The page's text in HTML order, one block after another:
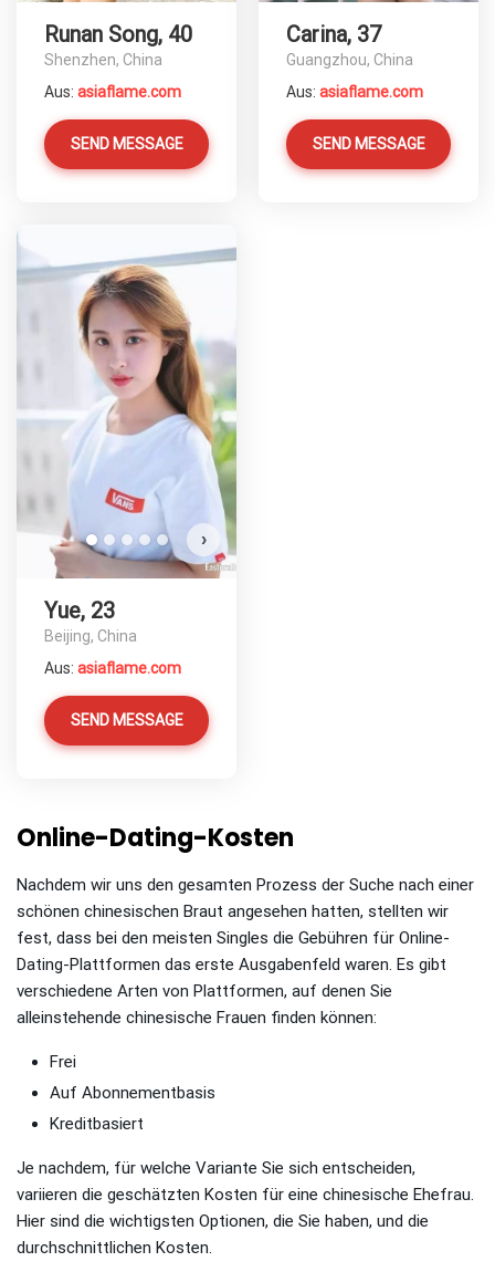
Runan Song, 40
Shenzhen, China
Aus: asiaflame.com
SEND MESSAGE
Carina, 37
Guangzhou, China
Aus: asiaflame.com
SEND MESSAGE
›
Yue, 23
Beijing, China
Aus: asiaflame.com
SEND MESSAGE
Online-Dating-Kosten
Nachdem wir uns den gesamten Prozess der Suche nach einer
schönen chinesischen Braut angesehen hatten, stellten wir
fest, dass bei den meisten Singles die Gebühren für Online-
Dating-Plattformen das erste Ausgabenfeld waren. Es gibt
verschiedene Arten von Plattformen, auf denen Sie
alleinstehende chinesische Frauen finden können:
Frei
Auf Abonnementbasis
Kreditbasiert
Je nachdem, für welche Variante Sie sich entscheiden,
variieren die geschätzten Kosten für eine chinesische Ehefrau.
Hier sind die wichtigsten Optionen, die Sie haben, und die
durchschnittlichen Kosten.